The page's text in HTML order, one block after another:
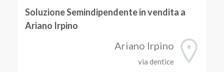
Soluzione Semindipendente in vendita a
Ariano Irpino
Ariano Irpino
via dentice